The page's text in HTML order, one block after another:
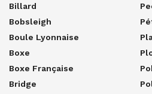
Billard
Bobsleigh
Boule Lyonnaise
Boxe
Boxe Française
Bridge